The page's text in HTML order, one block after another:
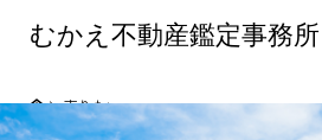
むかえ不動産鑑定事務所
売りたい